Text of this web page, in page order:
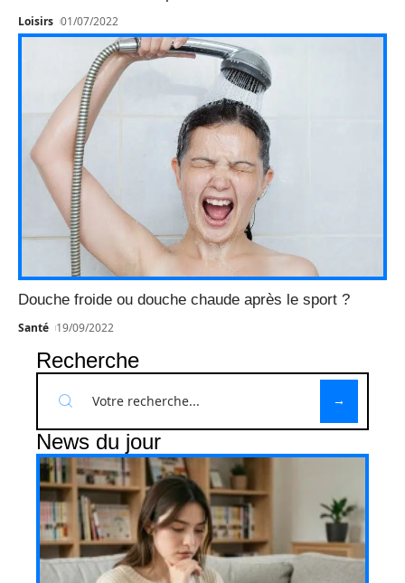
Loisirs 01/07/2022
Douche froide ou douche chaude après le sport ?
Santé 19/09/2022
Recherche
News du jour